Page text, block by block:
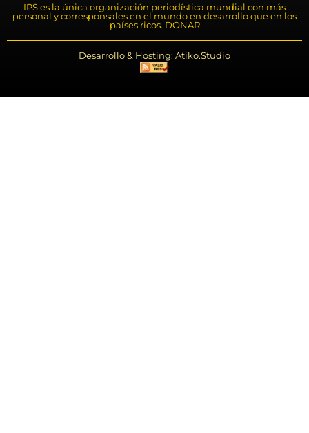
IPS es la única organización periodística mundial con más
personal y corresponsales en el mundo en desarrollo que en los
países ricos. DONAR
Desarrollo & Hosting: Atiko.Studio